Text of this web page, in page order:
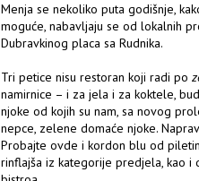
Menja se nekoliko puta godišnje,
moguće, nabavljaju se od lokalnih
Dubravkinog placa sa Rudnika.
Tri petice nisu restoran koji radi po
namirnice – i za jela i za koktele,
njoke od kojih su nam, sa novog
nepce, zelene domaće njoke.
Probajte ovde i kordon blu od
rinflajša iz kategorije predjela, kao